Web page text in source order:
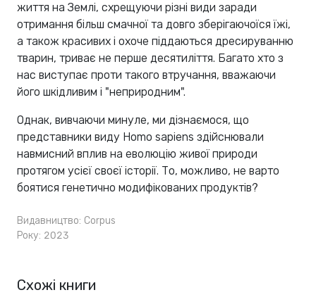
життя на Землі, схрещуючи різні види заради
отримання більш смачної та довго зберігаючоїся їжі,
а також красивих і охоче піддаються дресируванню
тварин, триває не перше десятиліття. Багато хто з
нас виступає проти такого втручання, вважаючи
його шкідливим і "неприродним".
Однак, вивчаючи минуле, ми дізнаємося, що
представники виду Homo sapiens здійснювали
навмисний вплив на еволюцію живої природи
протягом усієї своєї історії. То, можливо, не варто
боятися генетично модифікованих продуктів?
Видавництво: Corpus
Року: 2023
Схожі книги